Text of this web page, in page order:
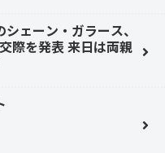
ェーン・ガラース、
際を発表 来日は両親